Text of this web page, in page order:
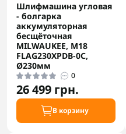
Шлифмашина угловая
- болгарка
аккумуляторная
бесщёточная
MILWAUKEE, M18
FLAG230XPDB-0С,
Ø230мм
0
26 499 грн.
В корзину